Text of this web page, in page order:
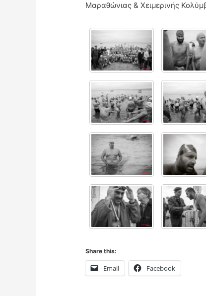
Μαραθώνιας & Χειμερινής
Share this:
Email Facebook